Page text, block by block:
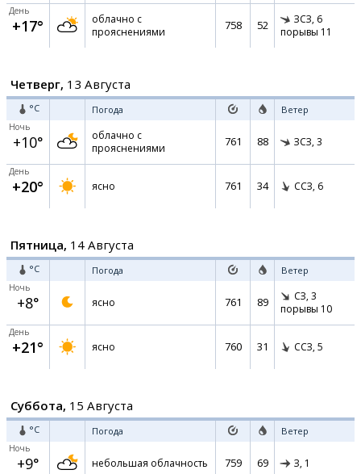
День
+17°
облачно с
прояснениями
758 52 ЗСЗ, 6
порывы 11
Четверг, 13 Августа
°C Погода Ветер
Ночь
+10°
облачно с
прояснениями
761 88 ЗСЗ, 3
День
+20° ясно 761 34 ССЗ, 6
Пятница, 14 Августа
°C Погода Ветер
Ночь
+8° ясно 761 89 СЗ, 3
порывы 10
День
+21° ясно 760 31 ССЗ, 5
Суббота, 15 Августа
°C Погода Ветер
Ночь
+9° небольшая облачность 759 69 З, 1